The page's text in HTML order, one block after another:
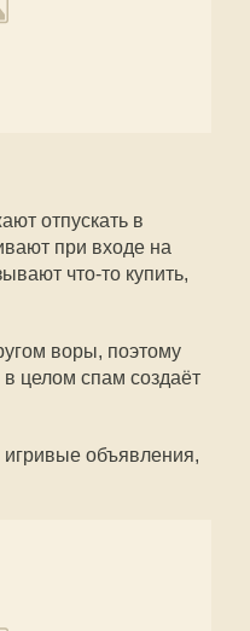
отпускать в
при входе на
что-то купить,
воры, поэтому
целом спам создаёт
объявления,